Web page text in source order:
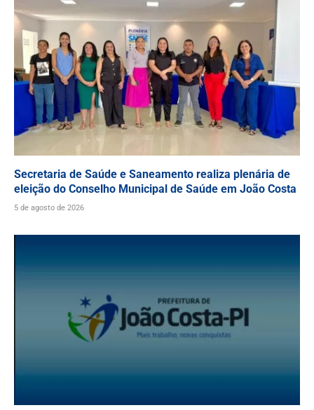
Secretaria de Saúde e Saneamento realiza plenária de
eleição do Conselho Municipal de Saúde em João Costa
5 de agosto de 2026